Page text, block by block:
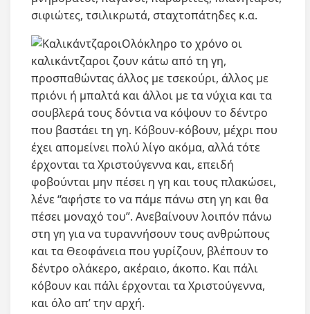
σιφιώτες, τσιλικρωτά, σταχτοπάτηδες κ.α.
Ολόκληρο το χρόνο οι
καλικάντζαροι ζουν κάτω από τη γη,
προσπαθώντας άλλος με τσεκούρι, άλλος με
πριόνι ή μπαλτά και άλλοι με τα νύχια και τα
σουβλερά τους δόντια να κόψουν το δέντρο
που βαστάει τη γη. Κόβουν-κόβουν, μέχρι που
έχει απομείνει πολύ λίγο ακόμα, αλλά τότε
έρχονται τα Χριστούγεννα και, επειδή
φοβούνται μην πέσει η γη και τους πλακώσει,
λένε “αφήστε το να πάμε πάνω στη γη και θα
πέσει μοναχό του”. Ανεβαίνουν λοιπόν πάνω
στη γη για να τυραννήσουν τους ανθρώπους
και τα Θεοφάνεια που γυρίζουν, βλέπουν το
δέντρο ολάκερο, ακέραιο, άκοπο. Και πάλι
κόβουν και πάλι έρχονται τα Χριστούγεννα,
και όλο απ’ την αρχή.